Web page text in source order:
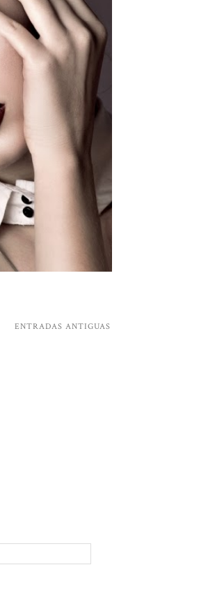
ENTRADAS ANTIGUAS